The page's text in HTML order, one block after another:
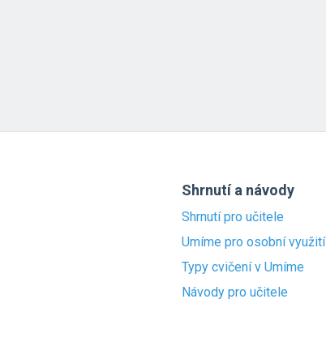
Shrnutí a návody
Shrnutí pro učitele
Umíme pro osobní využití
Typy cvičení v Umíme
Návody pro učitele